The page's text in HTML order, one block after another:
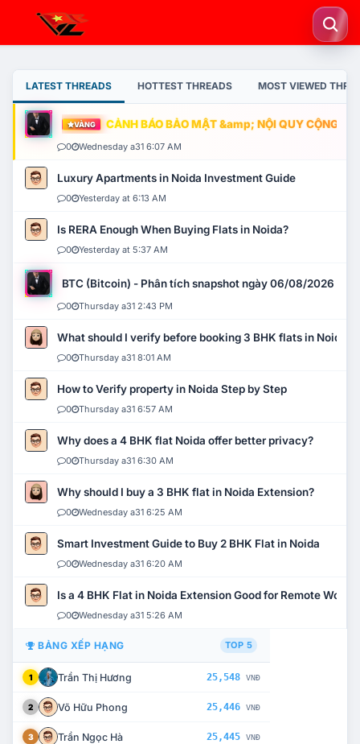
LATEST THREADS HOTTEST THREADS MOST VIEWED
VÀNG CẢNH BÁO BẢO MẬT &amp; NỘI QUY CỘNG
0 Wednesday a31 6:07 AM
Luxury Apartments in Noida Investment Guide
0 Yesterday at 6:13 AM
Is RERA Enough When Buying Flats in Noida?
0 Yesterday at 5:37 AM
BTC (Bitcoin) - Phân tích snapshot ngày 06/08/2026
0 Thursday a31 2:43 PM
What should I verify before booking 3 BHK flats in Noida?
0 Thursday a31 8:01 AM
How to Verify property in Noida Step by Step
0 Thursday a31 6:57 AM
Why does a 4 BHK flat Noida offer better privacy?
0 Thursday a31 6:30 AM
Why should I buy a 3 BHK flat in Noida Extension?
0 Wednesday a31 6:25 AM
Smart Investment Guide to Buy 2 BHK Flat in Noida
0 Wednesday a31 6:20 AM
Is a 4 BHK Flat in Noida Extension Good for Remote Work?
0 Wednesday a31 5:26 AM
BẢNG XẾP HẠNG TOP 5
1 Trần Thị Hương 25,548 VNĐ
2 Võ Hữu Phong 25,446 VNĐ
3 Trần Ngọc Hà 25,445 VNĐ